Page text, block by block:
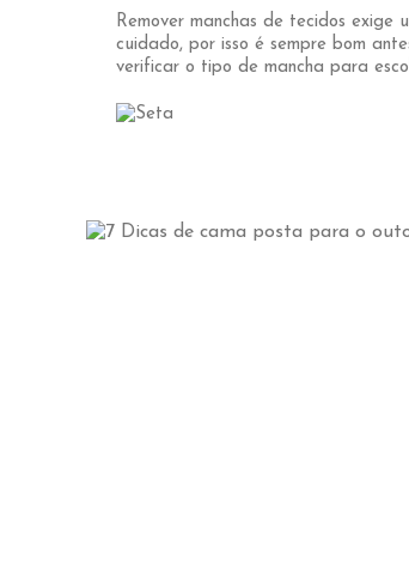
Remover manchas de tecidos exige
cuidado, por isso é sempre bom
verificar o tipo de mancha para